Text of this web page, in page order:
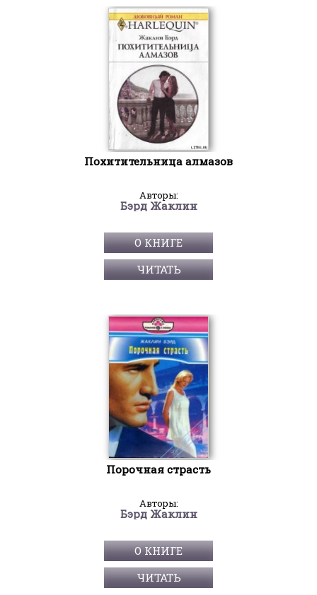
Похитительница алмазов
Авторы:
Бэрд Жаклин
О КНИГЕ
ЧИТАТЬ
Порочная страсть
Авторы:
Бэрд Жаклин
О КНИГЕ
ЧИТАТЬ